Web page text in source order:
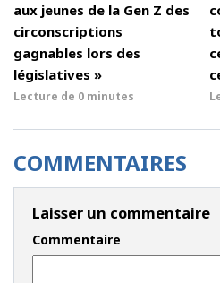
aux jeunes de la Gen Z des
circonscriptions
gagnables lors des
législatives »
Lecture de 0 minutes
COMMENTAIRES
Laisser un commentaire
Commentaire